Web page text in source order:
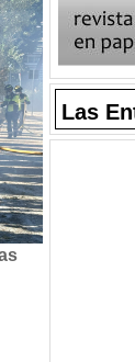
Las